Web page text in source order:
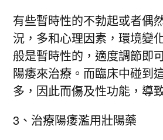
有些暫時性的不勃起或者偶
況，多和心理因素，環境變
般是暫時性的，適度調節即
陽痿來治療。而臨床中碰到
多，因此而傷及性功能，導
3、治療陽痿濫用壯陽藥